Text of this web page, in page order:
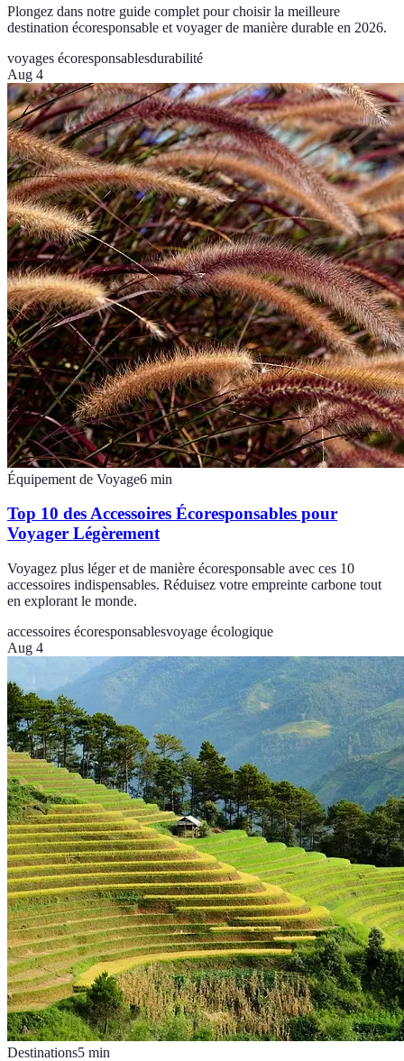
Plongez dans notre guide complet pour choisir la meilleure
destination écoresponsable et voyager de manière durable en 2026.
voyages écoresponsablesdurabilité
Aug 4
Équipement de Voyage6 min
Top 10 des Accessoires Écoresponsables pour
Voyager Légèrement
Voyagez plus léger et de manière écoresponsable avec ces 10
accessoires indispensables. Réduisez votre empreinte carbone tout
en explorant le monde.
accessoires écoresponsablesvoyage écologique
Aug 4
Destinations5 min